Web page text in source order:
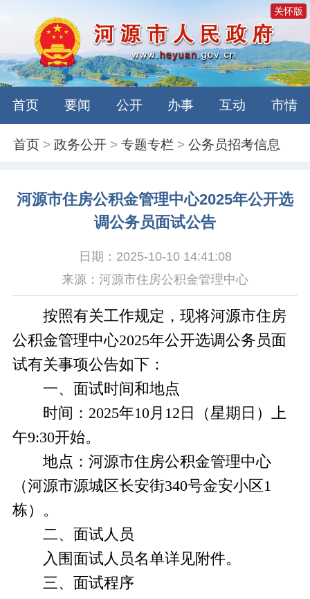
关怀版
首页 要闻 公开 办事 互动 市情
首页 >政务公开 >专题专栏 >公务员招考信息
河源市住房公积金管理中心2025年公开选
调公务员面试公告
日期：2025-10-10 14:41:08
来源：河源市住房公积金管理中心
按照有关工作规定，现将河源市住房
公积金管理中心2025年公开选调公务员面
试有关事项公告如下：
一、面试时间和地点
时间：2025年10月12日（星期日）上
午9:30开始。
地点：河源市住房公积金管理中心
（河源市源城区长安街340号金安小区1
栋）。
二、面试人员
入围面试人员名单详见附件。
三、面试程序